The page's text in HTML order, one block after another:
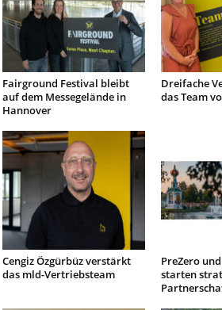
Fairground Festival bleibt
auf dem Messegelände in
Hannover
Dreifache
das Team
Cengiz Özgürbüz verstärkt
das mld-Vertriebsteam
PreZero
starten